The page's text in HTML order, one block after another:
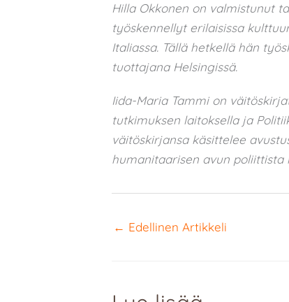
Hilla Okkonen on valmistunut
työskennellyt erilaisissa
Italiassa. Tällä hetkellä hän
tuottajana Helsingissä.
Iida-Maria Tammi on
tutkimuksen laitoksella ja
väitöskirjansa käsittelee
humanitaarisen avun
← Edellinen Artikkeli